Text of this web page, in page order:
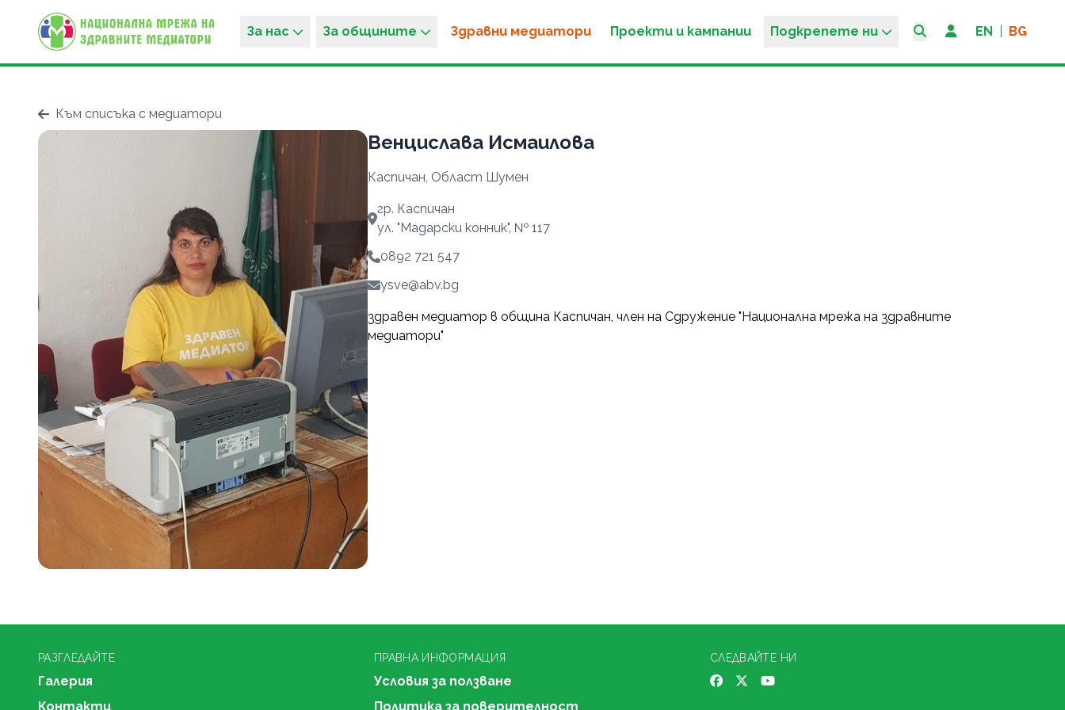
За нас За общините Здравни медиатори Проекти и кампании Подкрепете ни EN BG
Към списъка с медиатори
Венцислава Исмаилова
Каспичан, Област Шумен
гр. Каспичан
ул. "Мадарски конник", № 117
0892 721 547
ysve@abv.bg
здравен медиатор в община Каспичан, член на Сдружение "Национална мрежа на здравните
медиатори"
РАЗГЛЕДАЙТЕ
Галерия
Контакти
ПРАВНА ИНФОРМАЦИЯ
Условия за ползване
Политика за поверителност
СЛЕДВАЙТЕ НИ